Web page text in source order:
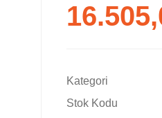
Kategori
Stok Kodu